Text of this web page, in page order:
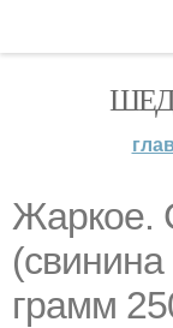
Жаркое.
грамм